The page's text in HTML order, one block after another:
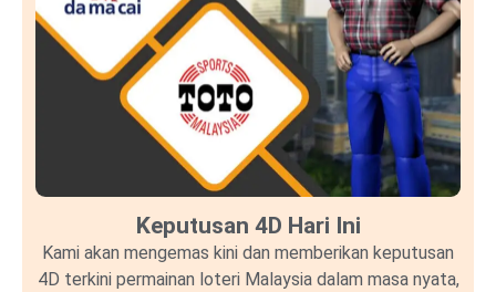
Keputusan 4D Hari Ini
Kami akan mengemas kini dan memberikan keputusan
4D terkini permainan loteri Malaysia dalam masa nyata,